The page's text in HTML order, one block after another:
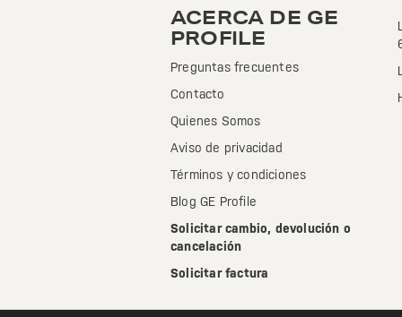
ACERCA DE GE
PROFILE
Preguntas frecuentes
Contacto
Quienes Somos
Aviso de privacidad
Términos y condiciones
Blog GE Profile
Solicitar cambio, devolución o
cancelación
Solicitar factura